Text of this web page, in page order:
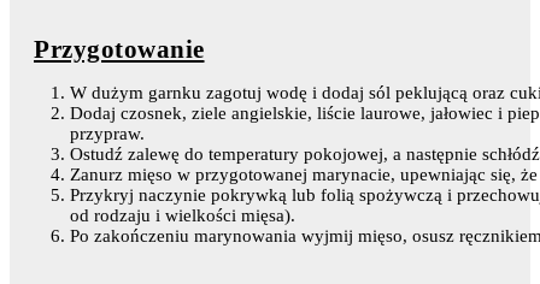
Przygotowanie
W dużym garnku zagotuj wodę i dodaj sól peklującą oraz
Dodaj czosnek, ziele angielskie, liście laurowe, jałowiec i
przypraw.
Ostudź zalewę do temperatury pokojowej, a następnie
Zanurz mięso w przygotowanej marynacie, upewniając się,
Przykryj naczynie pokrywką lub folią spożywczą i
od rodzaju i wielkości mięsa).
Po zakończeniu marynowania wyjmij mięso, osusz